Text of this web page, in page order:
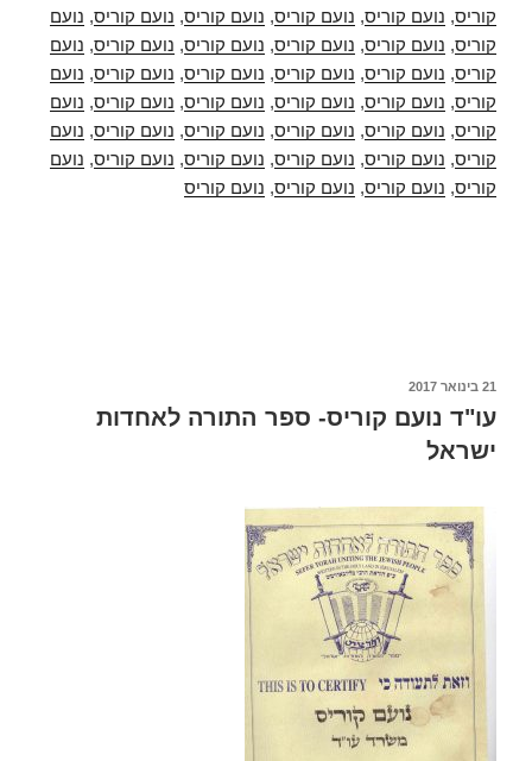
קוריס, נועם קוריס, נועם קוריס, נועם קוריס, נועם קוריס, נועם
קוריס, נועם קוריס, נועם קוריס, נועם קוריס, נועם קוריס, נועם
קוריס, נועם קוריס, נועם קוריס, נועם קוריס, נועם קוריס, נועם
קוריס, נועם קוריס, נועם קוריס, נועם קוריס, נועם קוריס, נועם
קוריס, נועם קוריס, נועם קוריס, נועם קוריס, נועם קוריס, נועם
קוריס, נועם קוריס, נועם קוריס, נועם קוריס, נועם קוריס, נועם
קוריס, נועם קוריס, נועם קוריס, נועם קוריס
פורסם
21 בינואר 2017
עו"ד נועם קוריס- ספר התורה לאחדות
ישראל